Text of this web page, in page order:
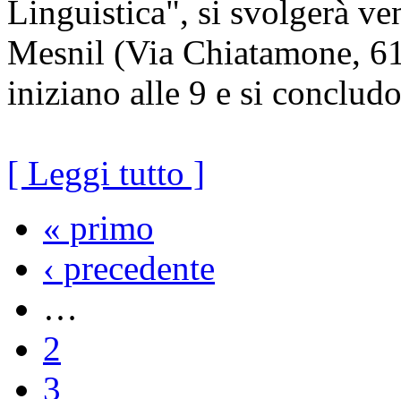
Linguistica", si svolgerà
Mesnil (Via Chiatamone,
iniziano alle 9 e si
[ Leggi tutto ]
« primo
‹ precedente
…
2
3